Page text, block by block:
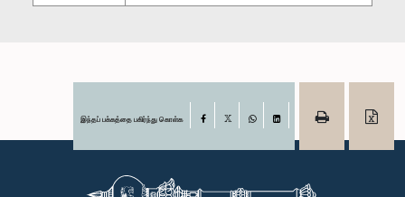
இந்தப் பக்கத்தை பகிர்ந்து கொள்க Facebook